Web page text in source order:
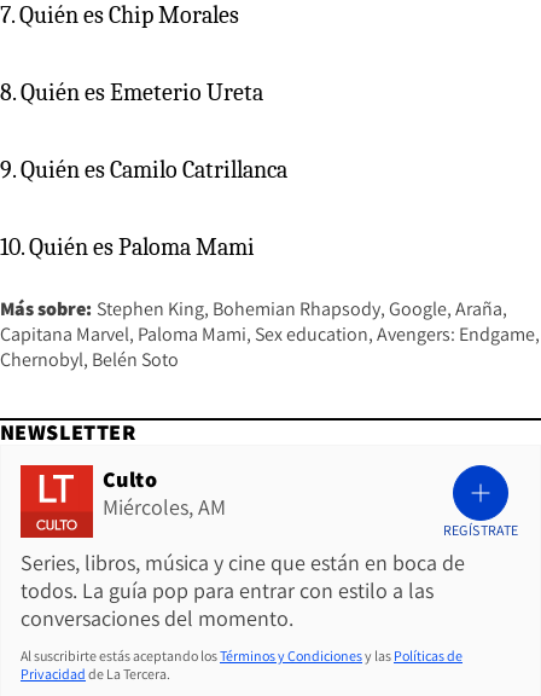
7. Quién es Chip Morales
8. Quién es Emeterio Ureta
9. Quién es Camilo Catrillanca
10. Quién es Paloma Mami
Más sobre: Stephen King Bohemian Rhapsody Google Araña
Capitana Marvel Paloma Mami Sex education Avengers: Endgame
Chernobyl Belén Soto
NEWSLETTER
Culto
Miércoles, AM
Series, libros, música y cine que están en boca de
todos. La guía pop para entrar con estilo a las
conversaciones del momento.
REGÍSTRATE
Al suscribirte estás aceptando losTérminos y Condicionesy las Políticas de
Privacidad de La Tercera.